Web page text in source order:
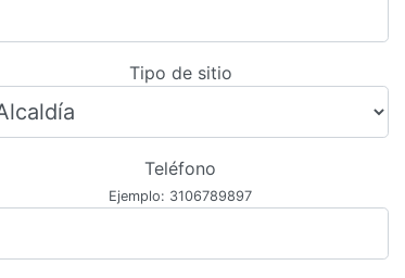
Tipo de sitio
Teléfono
Ejemplo: 3106789897